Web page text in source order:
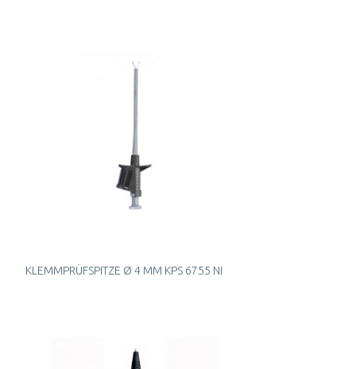
KLEMMPRÜFSPITZE Ø 4 MM KPS 6755 NI